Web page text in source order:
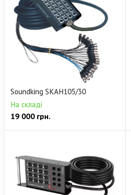
Soundking SKAH105/30
На складі
19 000 грн.